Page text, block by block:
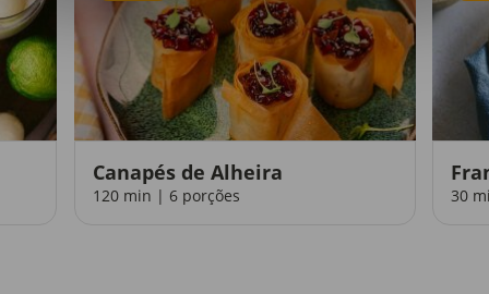
Canapés de Alheira
120 min | 6 porções 30